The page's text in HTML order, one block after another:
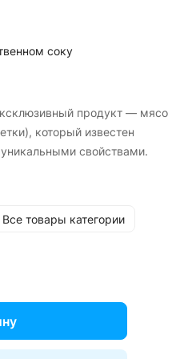
соку
продукт — мясо
который известен
свойствами.
Все товары категории